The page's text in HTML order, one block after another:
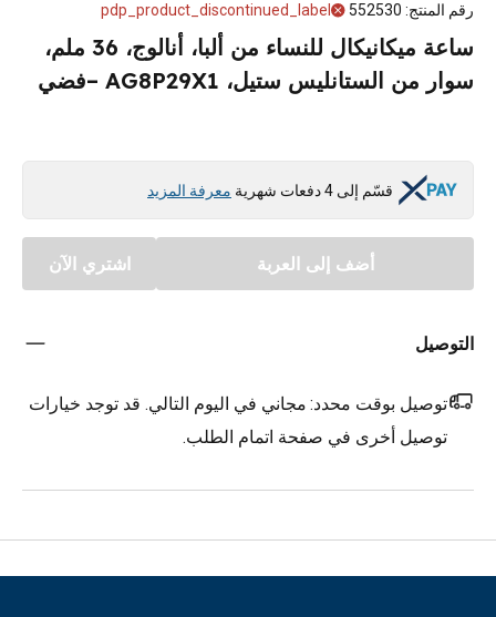
رقم المنتج:
552530
pdp_product_discontinued_label
ساعة ميكانيكال للنساء من ألبا، أنالوج، 36 ملم،
سوار من الستانليس ستيل، AG8P29X1 –فضي
قسّم إلى 4 دفعات شهرية معرفة المزيد
أضف إلى العربة اشتري الآن
التوصيل
توصيل بوقت محدد: مجاني في اليوم التالي. قد توجد خيارات
توصيل أخرى في صفحة اتمام الطلب.